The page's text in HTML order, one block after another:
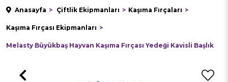
Anasayfa Çiftlik Ekipmanları Kaşıma Fırçaları
Kaşıma Fırçası Ekipmanları
Melasty Büyükbaş Hayvan Kaşıma Fırçası Yedeği Kavisli Başlık